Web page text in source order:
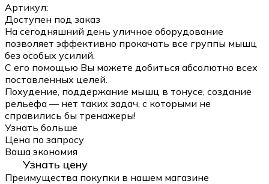
Артикул:
Доступен под заказ
На сегодняшний день уличное оборудование
позволяет эффективно прокачать все группы мышц
без особых усилий.
С его помощью Вы можете добиться абсолютно всех
поставленных целей.
Похудение, поддержание мышц в тонусе, создание
рельефа — нет таких задач, с которыми не
справились бы тренажеры!
Узнать больше
Цена по запросу
Ваша экономия
Узнать цену
Преимущества покупки в нашем магазине